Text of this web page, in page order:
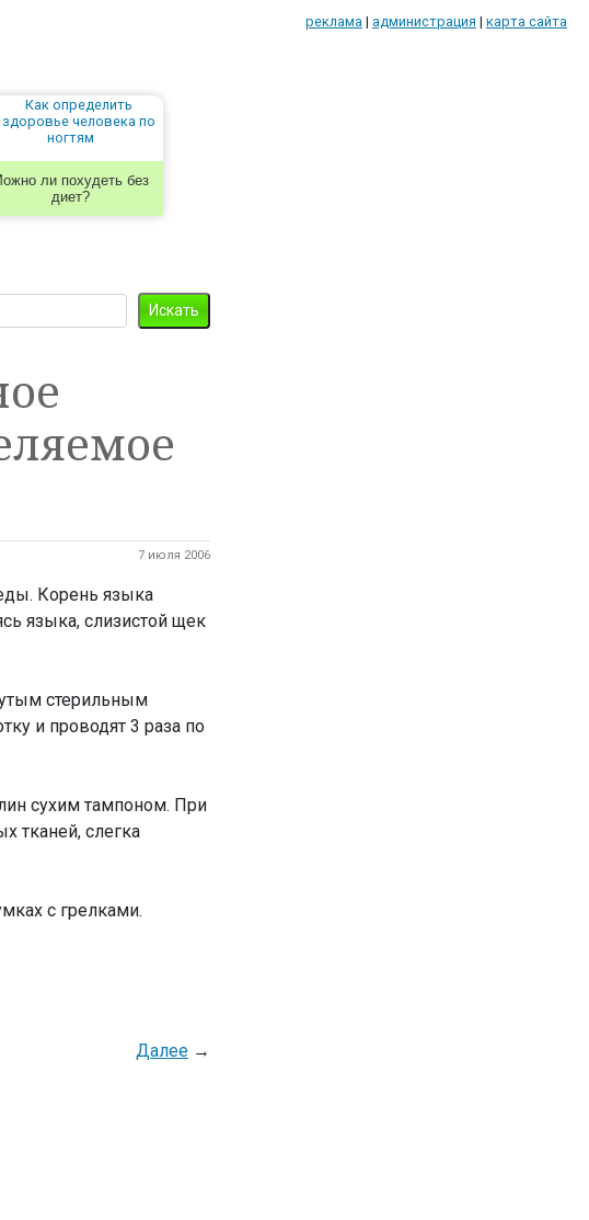
реклама | администрация | карта сайта
ли похудеть без
диет?
7 июля 2006
Корень языка
языка, слизистой щек
стерильным
и проводят 3 раза по
сухим тампоном. При
тканей, слегка
с грелками.
Далее→